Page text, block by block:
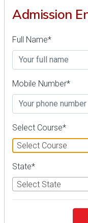
सी) महाराष्ट्र
डी) केरल
3. रक्षा मंत्रालय ने स्वदेशी
सौदों पर हस्ताक्षर किए?
ए) 602 करोड़ रुपये
बी) 702 करोड़ रुपये
सी) 802 करोड़ रुपये
डी) 902 करोड़ रुपये
4. किस संगठन ने उच्च पेंशन
ए) ईपीएफओ
Admission
Full Name*
Mobile Number*
Select Course*
Select Course
State*
Select State